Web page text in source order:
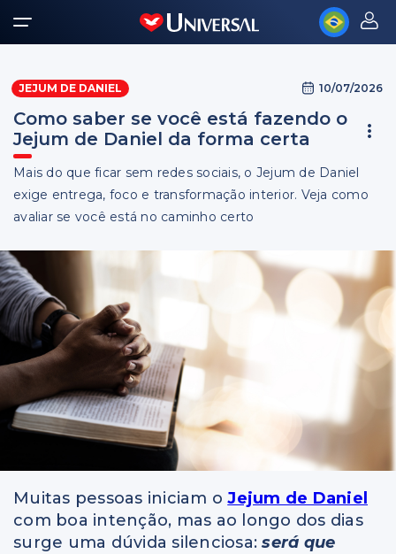
JEJUM DE DANIEL 10/07/2026
Como saber se você está fazendo o
Jejum de Daniel da forma certa
Mais do que ficar sem redes sociais, o Jejum de Daniel
exige entrega, foco e transformação interior. Veja como
avaliar se você está no caminho certo
Muitas pessoas iniciam oJejum de Daniel
com boa intenção, mas ao longo dos dias
surge uma dúvida silenciosa:será que